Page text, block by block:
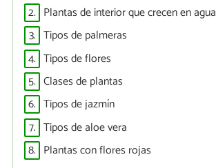
2. Plantas de interior que crecen en agua
3. Tipos de palmeras
4. Tipos de flores
5. Clases de plantas
6. Tipos de jazmín
7. Tipos de aloe vera
8. Plantas con flores rojas